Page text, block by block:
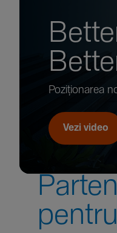
Pozi­țio­narea
Vezi video